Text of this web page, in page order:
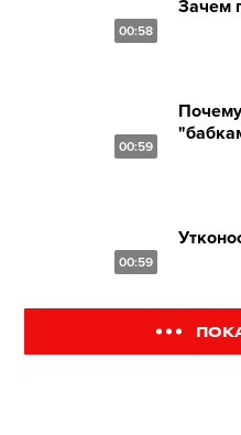
00:58
Зачем
00:59
00:59